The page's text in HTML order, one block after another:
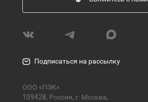
Подписаться на рассылку
ООО «ПЭК»
109428, Россия, г. Москва,